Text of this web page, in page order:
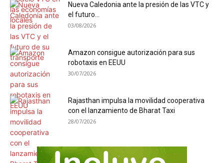
Nueva Caledonia ante la presión de las VTC y
el futuro...
03/08/2026
Amazon consigue autorización para sus
robotaxis en EEUU
30/07/2026
Rajasthan impulsa la movilidad cooperativa
con el lanzamiento de Bharat Taxi
28/07/2026